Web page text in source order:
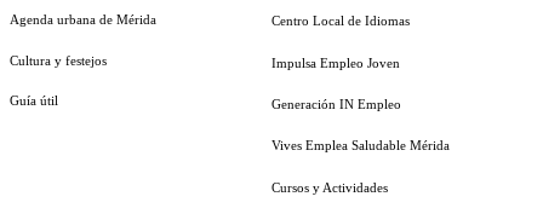
Agenda urbana de Mérida
Cultura y festejos
Guía útil
Centro Local de Idiomas
Impulsa Empleo Joven
Generación IN Empleo
Vives Emplea Saludable Mérida
Cursos y Actividades